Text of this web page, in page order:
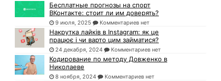
Бесплатные прогнозы на спорт
ВКонтакте: стоит ли им доверять?
9 июля, 2025 Комментариев нет
Накрутка лайків в Instagram: як це
працює і чи варто цим займатися?
24 декабря, 2024 Комментариев нет
Кодирование по методу Довженко в
Николаеве
8 ноября, 2024 Комментариев нет